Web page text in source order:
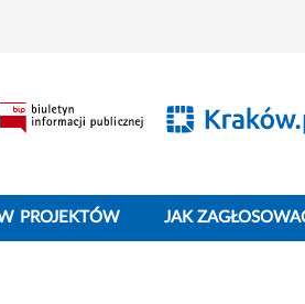
PROJEKTÓW JAK